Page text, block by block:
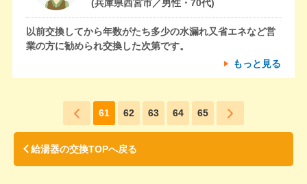
(兵庫県西宮市／男性・70代)
以前交換してから年数がたち多少の水漏れ又省エネなど営
業の方に勧められ交換した次第です。
もっと見る
61 62 63 64 65
給湯器の交換TOPへ戻る